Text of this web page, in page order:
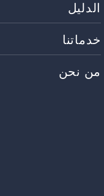
الدليل
خدماتنا
من نحن